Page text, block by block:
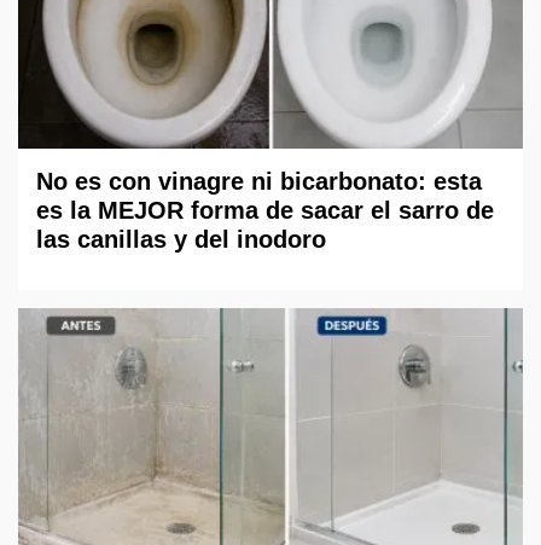
No es con vinagre ni bicarbonato: esta
es la MEJOR forma de sacar el sarro de
las canillas y del inodoro